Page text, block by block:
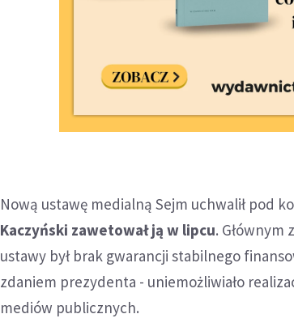
Nową ustawę medialną Sejm uchwalił pod
Kaczyński zawetował ją w lipcu. Głównym
ustawy był brak gwarancji stabilnego
zdaniem prezydenta - uniemożliwiało
mediów publicznych.